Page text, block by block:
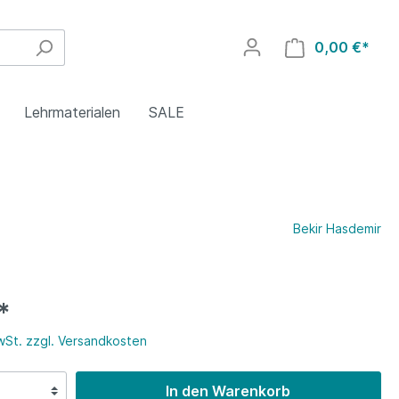
0,00 €*
Lehrmaterialen SALE
Islamischer Religionsunterricht
Türkisch
Bekir Hasdemir
zzgl. Versandkosten
In den Warenkorb